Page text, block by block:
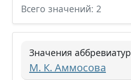
Всего значений: 2
Значения
М. К. Аммосова